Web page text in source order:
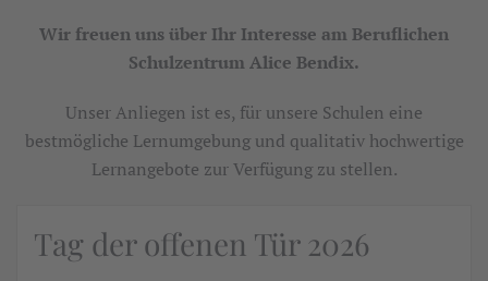
Wir freuen uns über Ihr Interesse am Beruflichen
Schulzentrum Alice Bendix.
Unser Anliegen ist es, für unsere Schulen eine
bestmögliche Lernumgebung und qualitativ hochwertige
Lernangebote zur Verfügung zu stellen.
Tag der offenen Tür 2026